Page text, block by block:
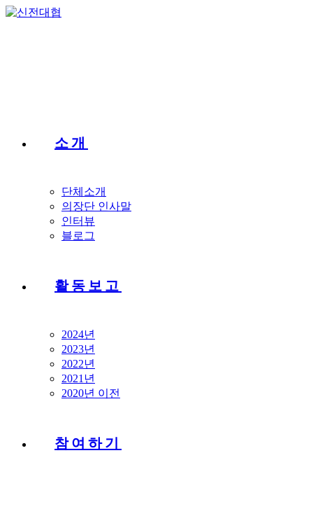
Skip
소개
단체소개
의장단 인사말
인터뷰
블로그
활동보고
2024년
2023년
2022년
2021년
2020년 이전
참여하기